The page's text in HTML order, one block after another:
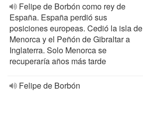
Felipe de Borbón como rey de
España. España perdió sus
posiciones europeas. Cedió la isla de
Menorca y el Peñón de Gibraltar a
Inglaterra. Solo Menorca se
recuperaría años más tarde
Felipe de Borbón